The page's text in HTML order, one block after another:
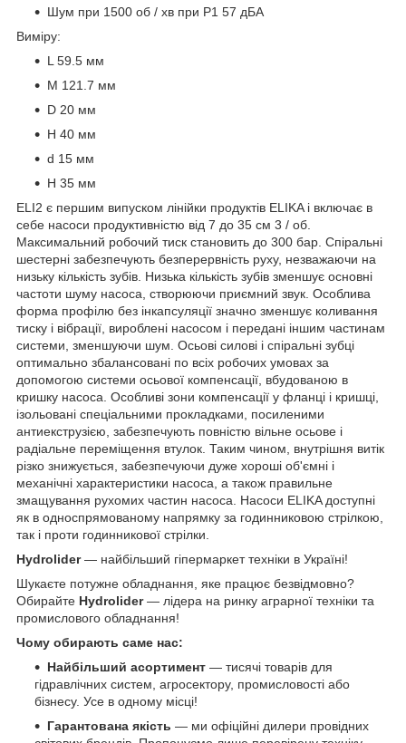
Шум при 1500 об / хв при P1 57 дБА
Виміру:
L 59.5 мм
M 121.7 мм
D 20 мм
H 40 мм
d 15 мм
H 35 мм
ELI2 є першим випуском лінійки продуктів ELIKA і включає в
себе насоси продуктивністю від 7 до 35 см 3 / об.
Максимальний робочий тиск становить до 300 бар. Спіральні
шестерні забезпечують безперервність руху, незважаючи на
низьку кількість зубів. Низька кількість зубів зменшує основні
частоти шуму насоса, створюючи приємний звук. Особлива
форма профілю без інкапсуляції значно зменшує коливання
тиску і вібрації, вироблені насосом і передані іншим частинам
системи, зменшуючи шум. Осьові силові і спіральні зубці
оптимально збалансовані по всіх робочих умовах за
допомогою системи осьової компенсації, вбудованою в
кришку насоса. Особливі зони компенсації у фланці і кришці,
ізольовані спеціальними прокладками, посиленими
антиекструзією, забезпечують повністю вільне осьове і
радіальне переміщення втулок. Таким чином, внутрішня витік
різко знижується, забезпечуючи дуже хороші об'ємні і
механічні характеристики насоса, а також правильне
змащування рухомих частин насоса. Насоси ELIKA доступні
як в односпрямованому напрямку за годинниковою стрілкою,
так і проти годинникової стрілки.
Hydrolider— найбільший гіпермаркет техніки в Україні!
Шукаєте потужне обладнання, яке працює безвідмовно?
Обирайте Hydrolider— лідера на ринку аграрної техніки та
промислового обладнання!
Чому обирають саме нас:
Найбільший асортимент — тисячі товарів для
гідравлічних систем, агросектору, промисловості або
бізнесу. Усе в одному місці!
Гарантована якість — ми офіційні дилери провідних